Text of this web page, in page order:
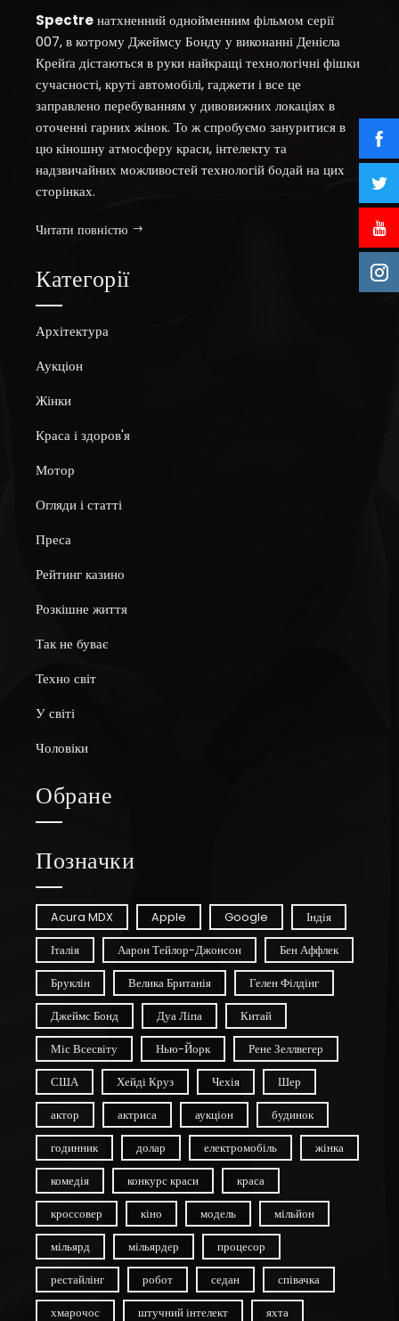
Spectreнатхненний однойменним фільмом серії
007, в котрому Джеймсу Бонду у виконанні Денієла
Крейґа дістаються в руки найкращі технологічні фішки
сучасності, круті автомобілі, гаджети і все це
заправлено перебуванням у дивовижних локаціях в
оточенні гарних жінок. То ж спробуємо зануритися в
цю кіношну атмосферу краси, інтелекту та
надзвичайних можливостей технологій бодай на цих
сторінках.
Читати повністю
Категорії
Архітектура
Аукціон
Жінки
Краса і здоров'я
Мотор
Огляди і статті
Преса
Рейтинг казино
Розкішне життя
Так не буває
Техно світ
У світі
Чоловіки
Обране
Позначки
Acura MDX Apple Google Індія
Італія Аарон Тейлор-Джонсон Бен Аффлек
Бруклін Велика Британія Гелен Філдінг
Джеймс Бонд Дуа Ліпа Китай
Міс Всесвіту Нью-Йорк Рене Зеллвегер
США Хейді Круз Чехія Шер
актор актриса аукціон будинок
годинник долар електромобіль жінка
комедія конкурс краси краса
кроссовер кіно модель мільйон
мільярд мільярдер процесор
рестайлінг робот седан співачка
хмарочос штучний інтелект яхта